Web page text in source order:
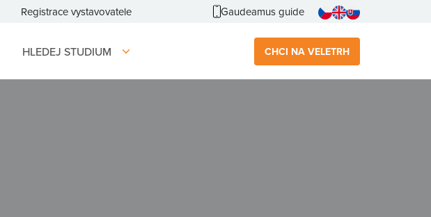
Registrace vystavovatele Gaudeamus guide
HLEDEJ STUDIUM CHCI NA VELETRH